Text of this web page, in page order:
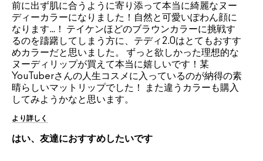
前に出ず肌に合うように寄り添って本当に綺麗なヌー
ディーカラーになりました！自然と可愛いぽわん顔に
なります…！ テイケンほどのブラウンカラーに挑戦す
るのを躊躇してしまう方に、テディ2.0はとてもおすす
めカラーだと思いました。 ずっと欲しかった理想的な
ヌーディリップが買えて本当に嬉しいです！某
YouTuberさんの人生コスメに入っているのが納得の素
晴らしいマットリップでした！ また違うカラーも購入
してみようかなと思います。
より詳しく
はい、友達におすすめしたいです